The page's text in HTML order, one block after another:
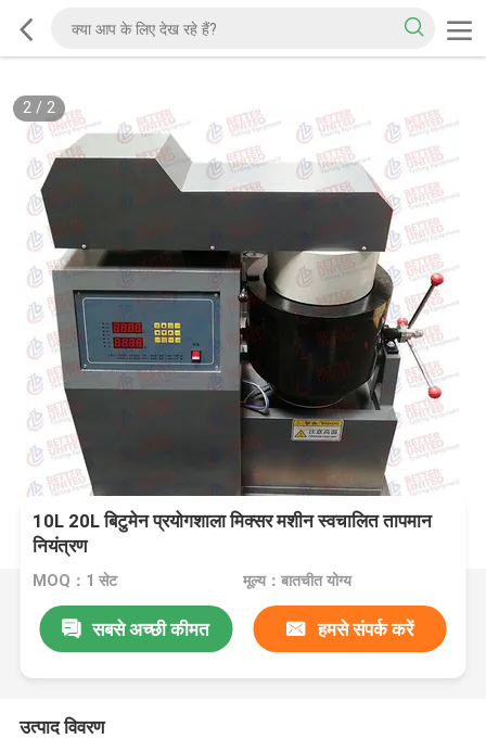
2/ 2
10L 20L बिटुमेन प्रयोगशाला मिक्सर मशीन स्वचालित तापमान
नियंत्रण
MOQ：1 सेट मूल्य：बातचीत योग्य
सबसे अच्छी कीमत हमसे संपर्क करें
उत्पाद विवरण